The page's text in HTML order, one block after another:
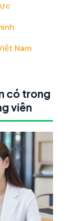
Nam
có trong
viên